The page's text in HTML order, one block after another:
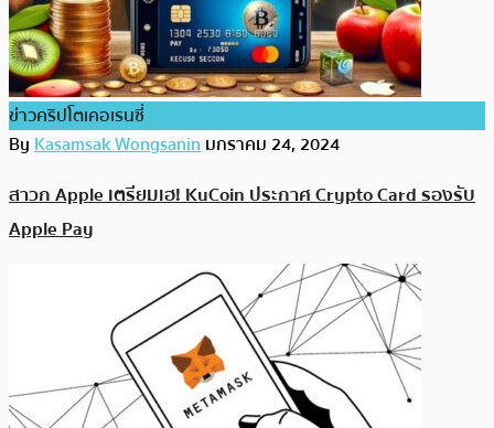
ข่าวคริปโตเคอเรนซี่
ByKasamsak Wongsaninมกราคม 24, 2024
สาวก Apple เตรียมเฮ! KuCoin ประกาศ Crypto Card รองรับ
Apple Pay